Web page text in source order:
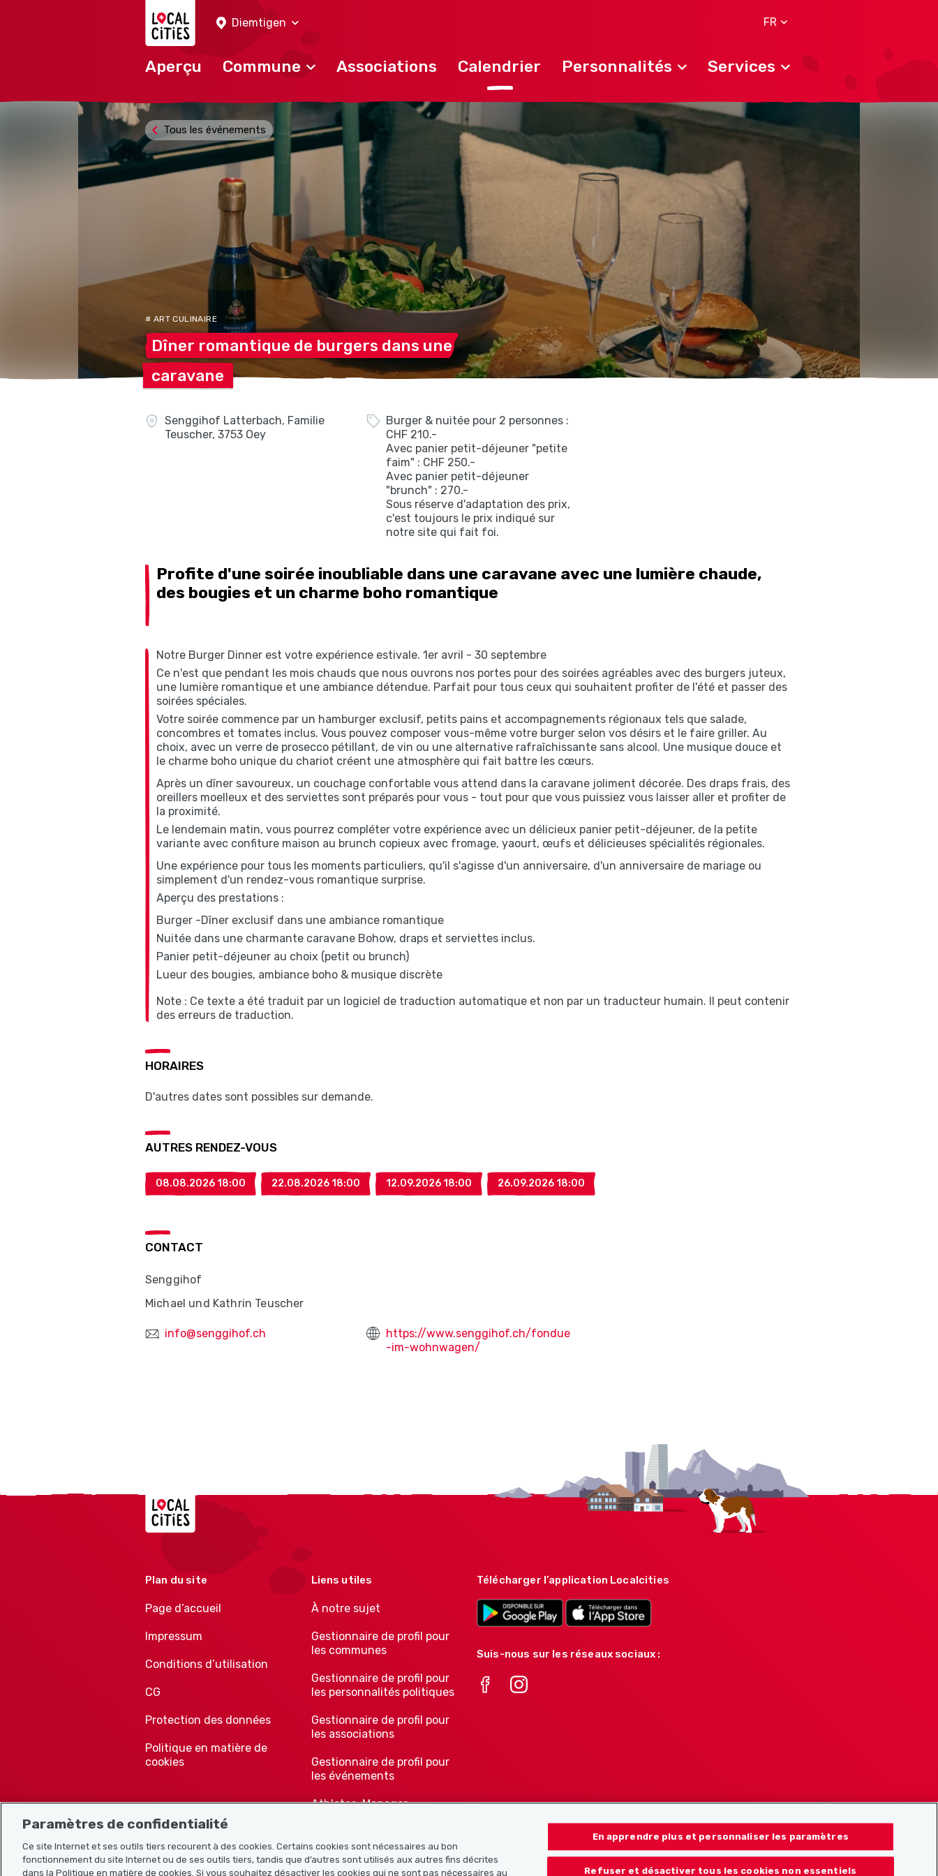
Diemtigen
FR
Aperçu Commune Associations Calendrier Personnalités Services
Tous les événements
# ART CULINAIRE
Dîner romantique de burgers dans une
caravane
Senggihof Latterbach, Familie
Teuscher, 3753 Oey
Burger & nuitée pour 2 personnes :
CHF 210.-
Avec panier petit-déjeuner "petite
faim" : CHF 250.-
Avec panier petit-déjeuner
"brunch" : 270.-
Sous réserve d'adaptation des prix,
c'est toujours le prix indiqué sur
notre site qui fait foi.
Profite d'une soirée inoubliable dans une caravane avec une lumière chaude,
des bougies et un charme boho romantique
Notre Burger Dinner est votre expérience estivale. 1er avril - 30 septembre
Ce n'est que pendant les mois chauds que nous ouvrons nos portes pour des soirées agréables avec des burgers juteux,
une lumière romantique et une ambiance détendue. Parfait pour tous ceux qui souhaitent profiter de l'été et passer des
soirées spéciales.
Votre soirée commence par un hamburger exclusif, petits pains et accompagnements régionaux tels que salade,
concombres et tomates inclus. Vous pouvez composer vous-même votre burger selon vos désirs et le faire griller. Au
choix, avec un verre de prosecco pétillant, de vin ou une alternative rafraîchissante sans alcool. Une musique douce et
le charme boho unique du chariot créent une atmosphère qui fait battre les cœurs.
Après un dîner savoureux, un couchage confortable vous attend dans la caravane joliment décorée. Des draps frais, des
oreillers moelleux et des serviettes sont préparés pour vous - tout pour que vous puissiez vous laisser aller et profiter de
la proximité.
Le lendemain matin, vous pourrez compléter votre expérience avec un délicieux panier petit-déjeuner, de la petite
variante avec confiture maison au brunch copieux avec fromage, yaourt, œufs et délicieuses spécialités régionales.
Une expérience pour tous les moments particuliers, qu'il s'agisse d'un anniversaire, d'un anniversaire de mariage ou
simplement d'un rendez-vous romantique surprise.
Aperçu des prestations :
Burger -Dîner exclusif dans une ambiance romantique
Nuitée dans une charmante caravane Bohow, draps et serviettes inclus.
Panier petit-déjeuner au choix (petit ou brunch)
Lueur des bougies, ambiance boho & musique discrète
Note : Ce texte a été traduit par un logiciel de traduction automatique et non par un traducteur humain. Il peut contenir
des erreurs de traduction.
HORAIRES
D'autres dates sont possibles sur demande.
AUTRES RENDEZ-VOUS
08.08.2026 18:00 22.08.2026 18:00 12.09.2026 18:00 26.09.2026 18:00
CONTACT
Senggihof
Michael und Kathrin Teuscher
info@senggihof.ch
https://www.senggihof.ch/fondue
-im-wohnwagen/
Localcities
Plan du site
Page d’accueil
Impressum
Conditions d’utilisation
CG
Protection des données
Politique en matière de
cookies
Liens utiles
À notre sujet
Gestionnaire de profil pour
les communes
Gestionnaire de profil pour
les personnalités politiques
Gestionnaire de profil pour
les associations
Gestionnaire de profil pour
les événements
Athletes-Manager
associations
Télécharger l’application Localcities
Suis-nous sur les réseaux sociaux :
Paramètres de confidentialité
Ce site Internet et ses outils tiers recourent à des cookies. Certains cookies sont nécessaires au bon
fonctionnement du site Internet ou de ses outils tiers, tandis que d’autres sont utilisés aux autres fins décrites
dans la Politique en matière de cookies. Si vous souhaitez désactiver les cookies qui ne sont pas nécessaires au
En apprendre plus et personnaliser les paramètres
Refuser et désactiver tous les cookies non essentiels